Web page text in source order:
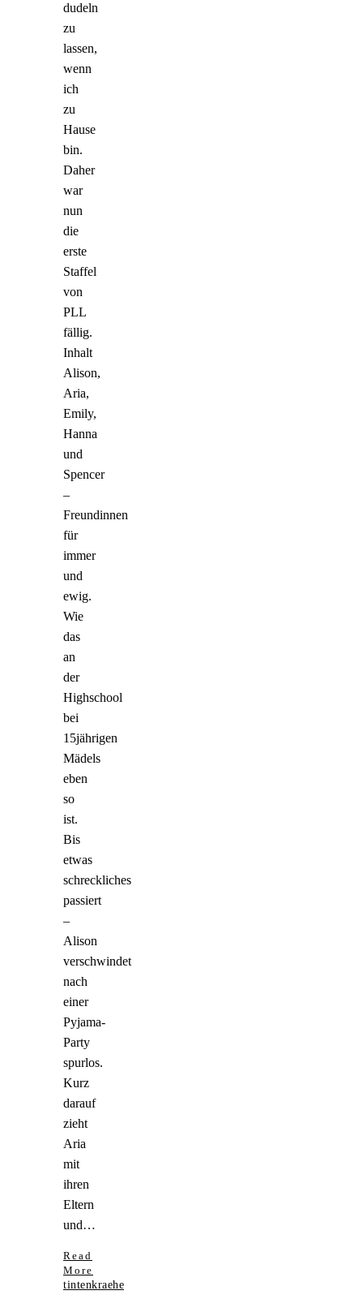
dudeln
zu
lassen,
wenn
ich
zu
Hause
bin.
Daher
war
nun
die
erste
Staffel
von
PLL
fällig.
Inhalt
Alison,
Aria,
Emily,
Hanna
und
Spencer
–
Freundinnen
für
immer
und
ewig.
Wie
das
an
der
Highschool
bei
15jährigen
Mädels
eben
so
ist.
Bis
etwas
schreckliches
passiert
–
Alison
verschwindet
nach
einer
Pyjama-
Party
spurlos.
Kurz
darauf
zieht
Aria
mit
ihren
Eltern
und…
Read
More
tintenkraehe